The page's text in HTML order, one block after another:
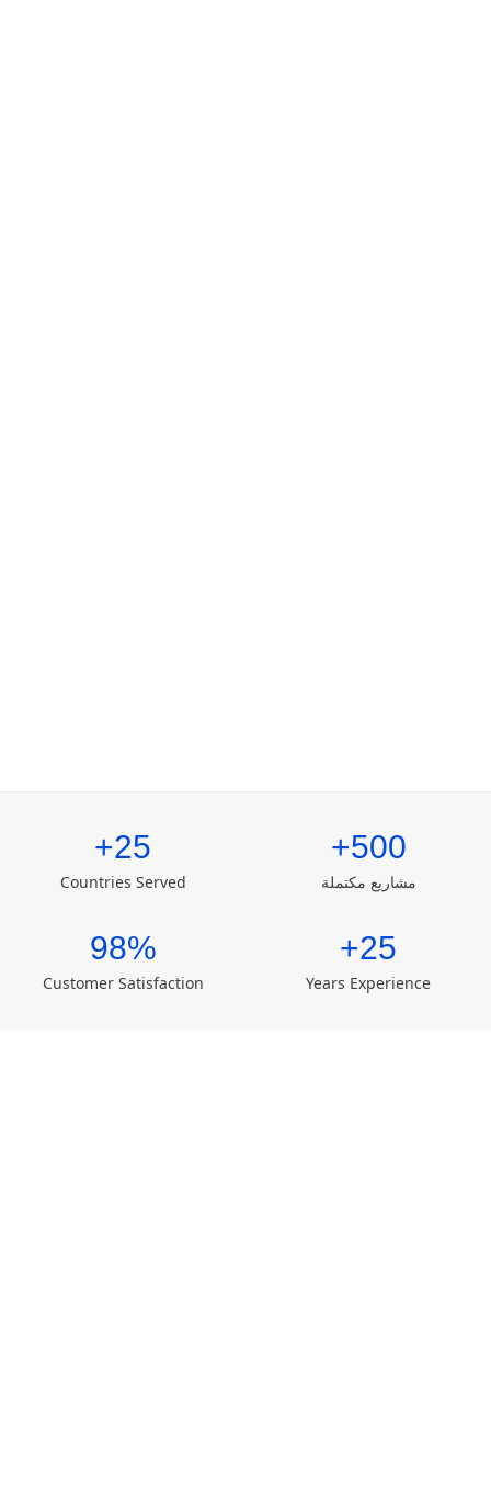
500+
مشاريع مكتملة
25+
Countries Served
25+
Years Experience
98%
Customer Satisfaction